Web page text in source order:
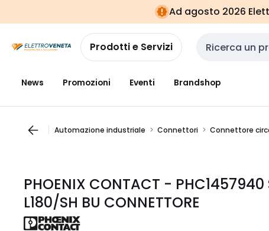
navigazionealla
pagina
Ad agosto 2026
Prodotti e Servizi Cerca input
News Promozioni Eventi Brandshop
Automazione industriale Connettori Connettore
PHOENIX CONTACT -
L180/SH BU CONNETTORE